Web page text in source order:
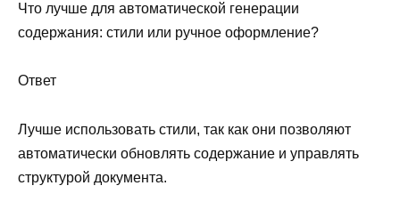
Что лучше для автоматической генерации
содержания: стили или ручное оформление?
Ответ
Лучше использовать стили, так как они позволяют
автоматически обновлять содержание и управлять
структурой документа.